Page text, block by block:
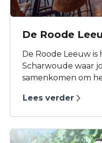
De Roode
De Roode Leeuw
Scharwoude waar
samenkomen om
Lees verder